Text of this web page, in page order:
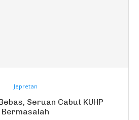
Jepretan
Seruan Cabut KUHP
Bermasalah